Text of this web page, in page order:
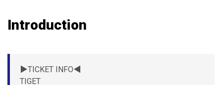
Introduction
▶︎TICKET INFO◀︎
TIGET